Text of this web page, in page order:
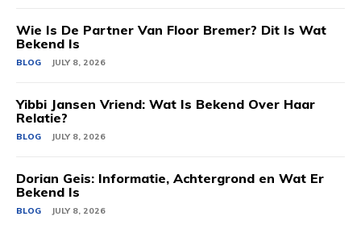
Wie Is De Partner Van Floor Bremer? Dit Is Wat
Bekend Is
BLOG JULY 8, 2026
Yibbi Jansen Vriend: Wat Is Bekend Over Haar
Relatie?
BLOG JULY 8, 2026
Dorian Geis: Informatie, Achtergrond en Wat Er
Bekend Is
BLOG JULY 8, 2026